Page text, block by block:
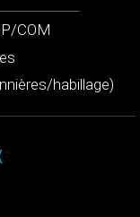
COM
habillage)